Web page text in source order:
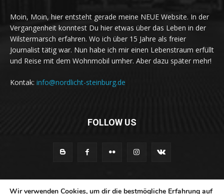
Moin, Moin, hier entsteht gerade meine NEUE Website. In der
Vergangenheit konntest Du hier etwas über das Leben in der
Wilstermarsch erfahren. Wo ich über 15 Jahre als freier
Journalist tätig war. Nun habe ich mir einen Lebenstraum erfüllt
und Reise mit dem Wohnmobil umher. Aber dazu später mehr!
Kontak: info@nordlicht-steinburg.de
FOLLOW US
KONTAKT UNTERSTÜTZUNG IMPRESSUM
Wir verwenden Cookies, um dir die bestmögliche Erfahrung auf